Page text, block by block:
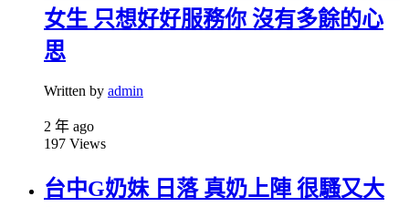
女生 只想好好服務你 沒有多餘的心
思
Written by admin
2 年 ago
197 Views
台中G奶妹 日落 真奶上陣 很騷又大